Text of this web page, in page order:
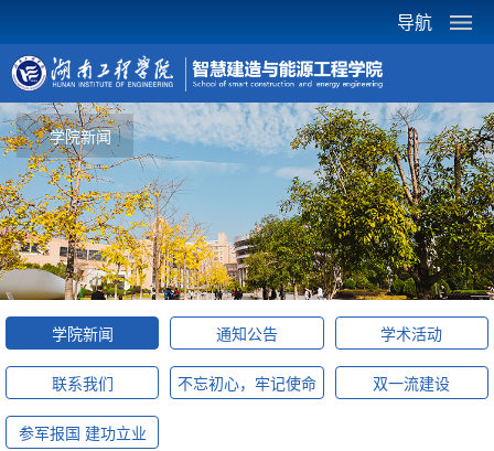
导航
学院新闻
学院新闻 通知公告 学术活动
联系我们 不忘初心，牢记使命 双一流建设
参军报国 建功立业